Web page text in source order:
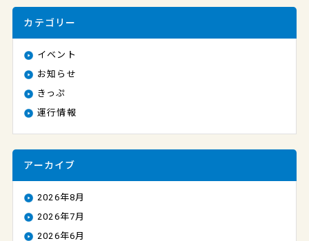
カテゴリー
イベント
お知らせ
きっぷ
運行情報
アーカイブ
2026年8月
2026年7月
2026年6月